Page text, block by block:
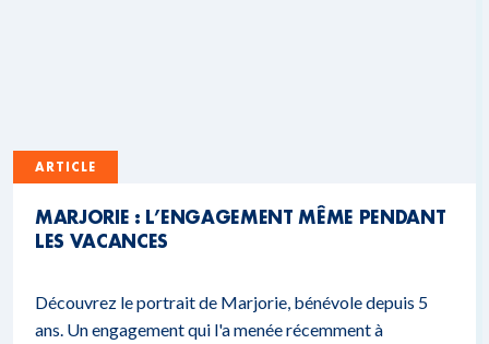
ARTICLE
MARJORIE : L’ENGAGEMENT MÊME PENDANT
LES VACANCES
Découvrez le portrait de Marjorie, bénévole depuis 5
ans. Un engagement qui l'a menée récemment à